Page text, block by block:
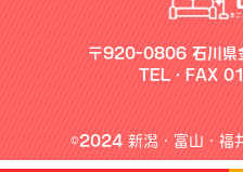
〒920-0806 石川県
TEL・FAX
©2024 新潟・富山・福